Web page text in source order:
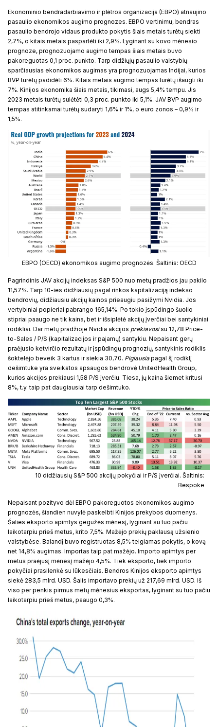
Ekonominio bendradarbiavimo ir plėtros organizacija (EBPO) atnaujino
pasaulio ekonomikos augimo prognozes. EBPO vertinimu, bendras
pasaulio bendrojo vidaus produkto pokytis šiais metais turėtų siekti
2,7%, o kitais metais paspartėti iki 2,9%. Lyginant su kovo mėnesio
prognoze, prognozuojamo augimo tempas šiais metais buvo
pakoreguotas 0,1 proc. punkto. Tarp didžiųjų pasaulio valstybių
sparčiausias ekonomikos augimas yra prognozuojamas Indijai, kurios
BVP turėtų padidėti 6%. Kitais metais augimo tempas turėtų išaugti iki
7%. Kinijos ekonomika šiais metais, tikimasi, augs 5,4% tempu. Jis
2023 metais turėtų sulėtėti 0,3 proc. punkto iki 5,1%. JAV BVP augimo
tempas atitinkamai turėtų sudaryti 1,6% ir 1%, o euro zonos – 0,9% ir
1,5%.
EBPO (OECD) ekonomikos augimo prognozės. Šaltinis: OECD
Pagrindinis JAV akcijų indeksas S&P 500 nuo metų pradžios jau pakilo
11,57%. Tarp 10-ies didžiausių pagal rinkos kapitalizaciją indekso
bendrovių, didžiausiu akcijų kainos prieaugiu pasižymi Nvidia. Jos
vertybiniai popieriai pabrango 165,14%. Po tokio įspūdingo šuolio
stipriai paaugo ne tik kaina, bet ir išsiplėtė akcijų įverčiai bei santykiniai
rodikliai. Dar metų pradžioje Nvidia akcijos prekiavosisu 12,78 Price-
to-Sales / P/S (kapitalizacijos ir pajamų) santykiu. Nepaisant gerų
praėjusio ketvirčio rezultatų ir įspūdingų prognozių, santykinis rodiklis
šoktelėjo beveik 3 kartus ir siekia 30,70. Pigiausia pagal šį rodiklį
dešimtuke yra sveikatos apsaugos bendrovė UnitedHealth Group,
kurios akcijos prekiausi 1,58 P/S įverčiu. Tiesa, jų kaina šiemet kritusi
8%, t.y. taip pat daugiausiai tarp dešimtuko.
10 didžiausių S&P 500 akcijų pokyčiai ir P/S įverčiai. Šaltinis:
Bespoke
Nepaisant pozityvo dėl EBPO pakoreguotos ekonomikos augimo
prognozės, šiandien nuvylė paskelbti Kinijos prekybos duomenys.
Šalies eksporto apimtys gegužės mėnesį, lyginant su tuo pačiu
laikotarpiu prieš metus, krito 7,5%. Mažėjo prekių paklausą užsienio
valstybėse. Balandį buvo registruotas 8,5% teigiamas pokytis, o kovą
net 14,8% augimas. Importas taip pat mažėjo. Importo apimtys per
metus praėjusį mėnesį mažėjo 4,5%. Tiek eksporto, tiek importo
pokyčiai prasilenkė su lūkesčiais. Bendros Kinijos eksporto apimtys
siekė 283,5 mlrd. USD. Šalis importavo prekių už 217,69 mlrd. USD. Iš
viso per penkis pirmus metų mėnesius eksportas, lyginant su tuo pačiu
laikotarpiu prieš metus, paaugo 0,3%.